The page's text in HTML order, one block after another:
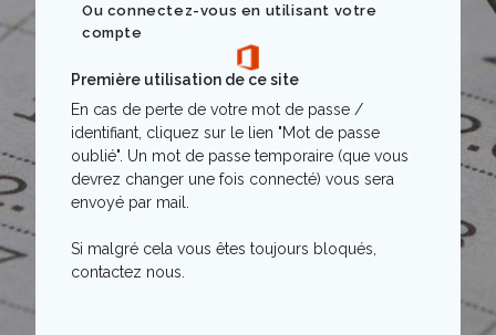
Ou connectez-vous en utilisant votre
compte
Première utilisation de ce site
En cas de perte de votre mot de passe /
identifiant, cliquez sur le lien "Mot de passe
oublié". Un mot de passe temporaire (que vous
devrez changer une fois connecté) vous sera
envoyé par mail.
Si malgré cela vous êtes toujours bloqués,
contactez nous.